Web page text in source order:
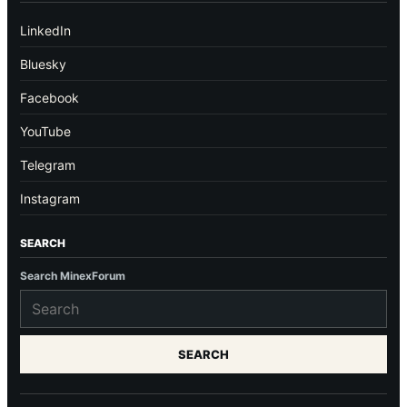
LinkedIn
Bluesky
Facebook
YouTube
Telegram
Instagram
SEARCH
Search MinexForum
SEARCH